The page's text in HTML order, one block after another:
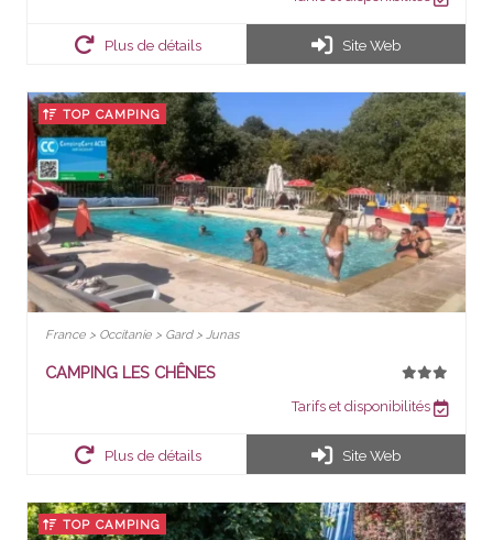
Plus de détails Site Web
TOP CAMPING
France > Occitanie > Gard > Junas
CAMPING LES CHÊNES
Tarifs et disponibilités
Plus de détails Site Web
TOP CAMPING